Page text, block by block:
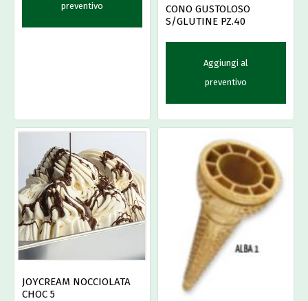
preventivo
CONO GUSTOLOSO
S/GLUTINE PZ.40
Aggiungi al
preventivo
JOYCREAM NOCCIOLATA
CHOC 5